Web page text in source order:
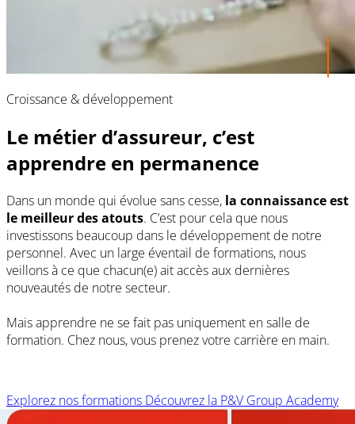
Croissance & développement
Le métier d’assureur, c’est
apprendre en permanence
Dans un monde qui évolue sans cesse, la connaissance est
le meilleur des atouts. C’est pour cela que nous
investissons beaucoup dans le développement de notre
personnel. Avec un large éventail de formations, nous
veillons à ce que chacun(e) ait accès aux dernières
nouveautés de notre secteur.
Mais apprendre ne se fait pas uniquement en salle de
formation. Chez nous, vous prenez votre carrière en main.
Explorez nos formations Découvrez la P&V Group Academy